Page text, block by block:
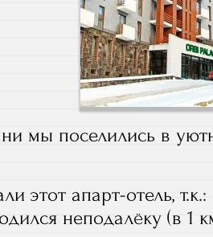
мы поселились в
этот апарт-отель, т.к.:
неподалёку (в 1